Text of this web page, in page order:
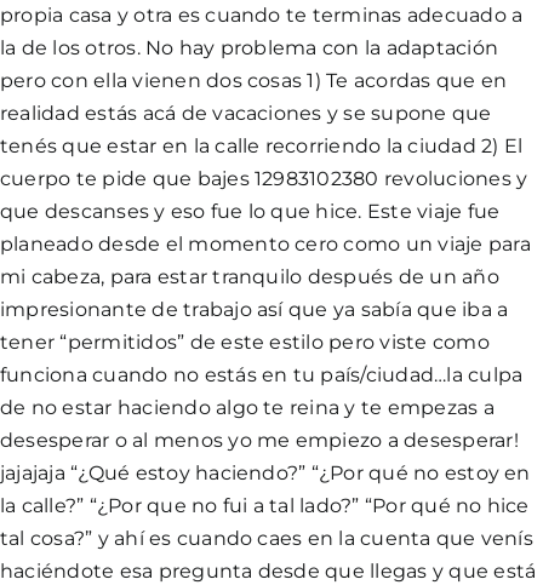
propia casa y otra es cuando te terminas adecuado a
la de los otros. No hay problema con la adaptación
pero con ella vienen dos cosas 1) Te acordas que en
realidad estás acá de vacaciones y se supone que
tenés que estar en la calle recorriendo la ciudad 2) El
cuerpo te pide que bajes 12983102380 revoluciones y
que descanses y eso fue lo que hice. Este viaje fue
planeado desde el momento cero como un viaje para
mi cabeza, para estar tranquilo después de un año
impresionante de trabajo así que ya sabía que iba a
tener “permitidos” de este estilo pero viste como
funciona cuando no estás en tu país/ciudad…la culpa
de no estar haciendo algo te reina y te empezas a
desesperar o al menos yo me empiezo a desesperar!
jajajaja “¿Qué estoy haciendo?” “¿Por qué no estoy en
la calle?” “¿Por que no fui a tal lado?” “Por qué no hice
tal cosa?” y ahí es cuando caes en la cuenta que venís
haciéndote esa pregunta desde que llegas y que está